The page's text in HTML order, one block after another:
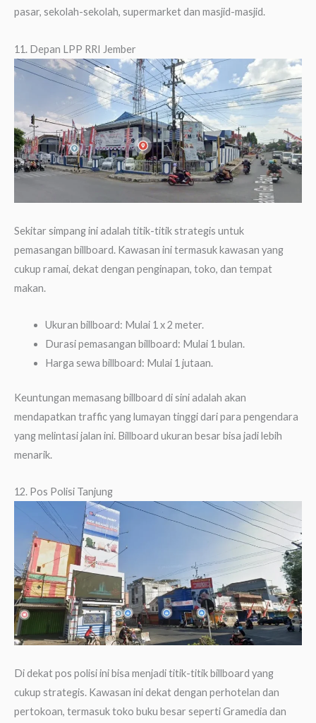
pasar, sekolah-sekolah, supermarket dan masjid-masjid.
11. Depan LPP RRI Jember
Sekitar simpang ini adalah titik-titik strategis untuk
pemasangan billboard. Kawasan ini termasuk kawasan yang
cukup ramai, dekat dengan penginapan, toko, dan tempat
makan.
Ukuran billboard: Mulai 1 x 2 meter.
Durasi pemasangan billboard: Mulai 1 bulan.
Harga sewa billboard: Mulai 1 jutaan.
Keuntungan memasang billboard di sini adalah akan
mendapatkan traffic yang lumayan tinggi dari para pengendara
yang melintasi jalan ini. Billboard ukuran besar bisa jadi lebih
menarik.
12. Pos Polisi Tanjung
Di dekat pos polisi ini bisa menjadi titik-titik billboard yang
cukup strategis. Kawasan ini dekat dengan perhotelan dan
pertokoan, termasuk toko buku besar seperti Gramedia dan